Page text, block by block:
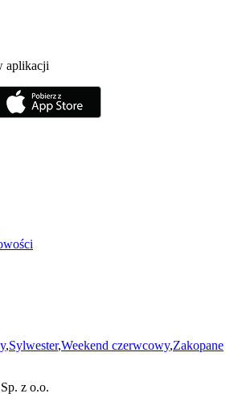
aplikacji
,Sylwester,Weekend czerwcowy,Zakopane
z o.o.